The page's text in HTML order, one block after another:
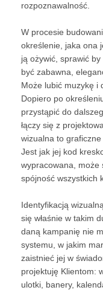
rozpoznawalność.
W procesie
określenie, jaka ona
ją ożywić, sprawić by
być zabawna,
Może lubić muzykę i
Dopiero po
przystąpić do
łączy się z
wizualna to
Jest jak jej kod
wypracowana, może
spójność wszystkich
Identyfikacją
się właśnie w takim
daną kampanię nie
systemu, w jakim
zaistnieć jej w
projektuję Klientom:
ulotki, banery,